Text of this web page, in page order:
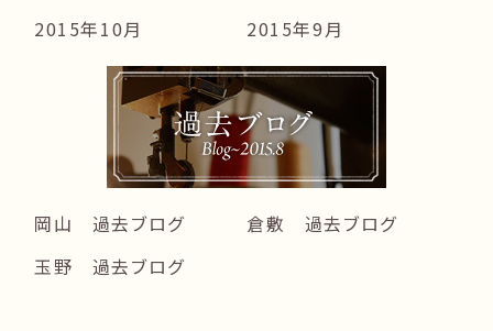
2015年10月
2015年9月
岡山 過去ブログ
倉敷 過去ブログ
玉野 過去ブログ